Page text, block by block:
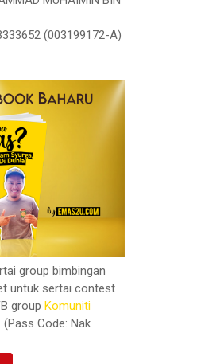
(003199172-A)
group bimbingan
untuk sertai contest
group Komuniti
(Pass Code: Nak